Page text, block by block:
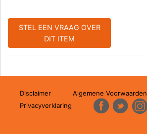
STEL EEN VRAAG OVER
DIT ITEM
Disclaimer
Algemene Voorwaarden
Privacyverklaring